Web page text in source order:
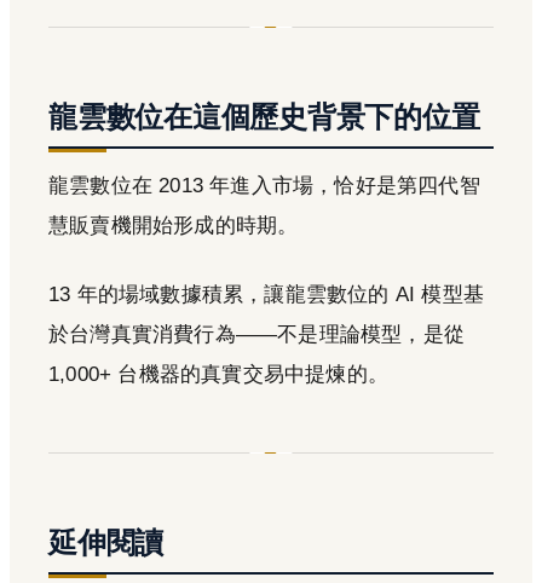
龍雲數位在這個歷史背景下的位置
龍雲數位在 2013 年進入市場，恰好是第四代智
慧販賣機開始形成的時期。
13 年的場域數據積累，讓龍雲數位的 AI 模型基
於台灣真實消費行為——不是理論模型，是從
1,000+ 台機器的真實交易中提煉的。
延伸閱讀